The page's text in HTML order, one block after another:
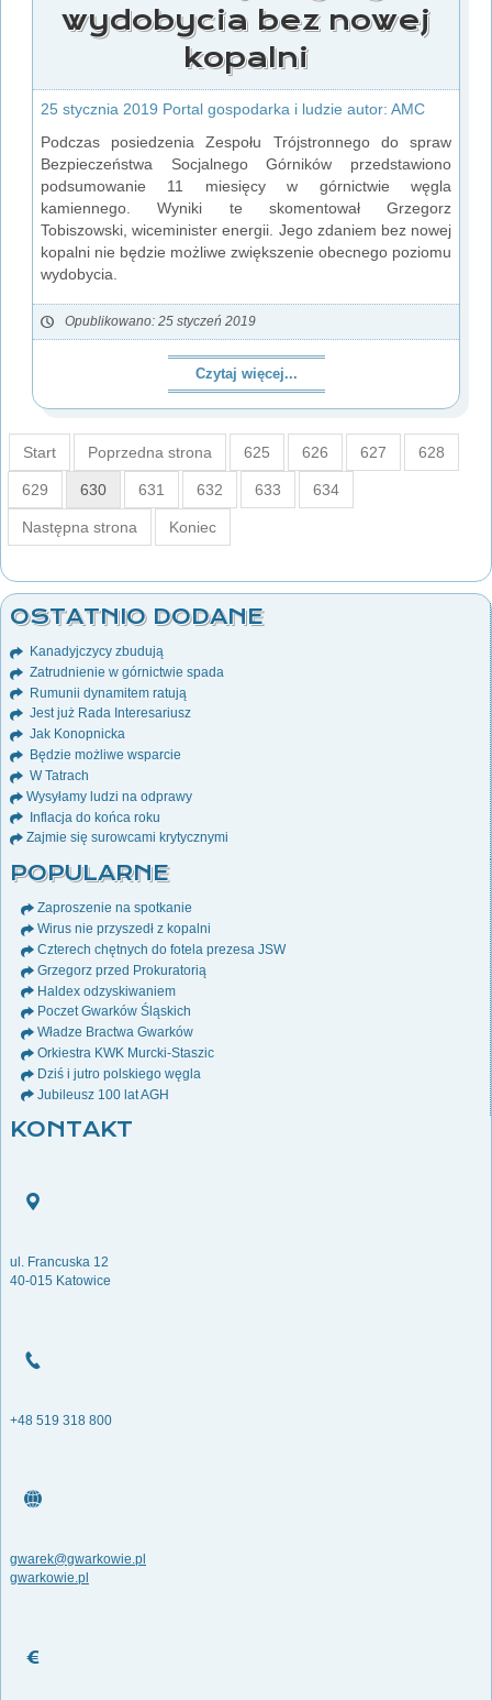
wydobycia bez nowej
kopalni
25 stycznia 2019 Portal gospodarka i ludzie autor: AMC
Podczas posiedzenia Zespołu Trójstronnego do spraw
Bezpieczeństwa Socjalnego Górników przedstawiono
podsumowanie 11 miesięcy w górnictwie węgla
kamiennego. Wyniki te skomentował Grzegorz
Tobiszowski, wiceminister energii. Jego zdaniem bez nowej
kopalni nie będzie możliwe zwiększenie obecnego poziomu
wydobycia.
Opublikowano: 25 styczeń 2019
Czytaj więcej...
Start Poprzedna strona 625 626 627 628
629 630 631 632 633 634
Następna strona Koniec
OSTATNIO DODANE
Kanadyjczycy zbudują
Zatrudnienie w górnictwie spada
Rumunii dynamitem ratują
Jest już Rada Interesariusz
Jak Konopnicka
Będzie możliwe wsparcie
W Tatrach
Wysyłamy ludzi na odprawy
Inflacja do końca roku
Zajmie się surowcami krytycznymi
POPULARNE
Zaproszenie na spotkanie
Wirus nie przyszedł z kopalni
Czterech chętnych do fotela prezesa JSW
Grzegorz przed Prokuratorią
Haldex odzyskiwaniem
Poczet Gwarków Śląskich
Władze Bractwa Gwarków
Orkiestra KWK Murcki-Staszic
Dziś i jutro polskiego węgla
Jubileusz 100 lat AGH
KONTAKT
ul. Francuska 12
40-015 Katowice
+48 519 318 800
gwarek@gwarkowie.pl
gwarkowie.pl